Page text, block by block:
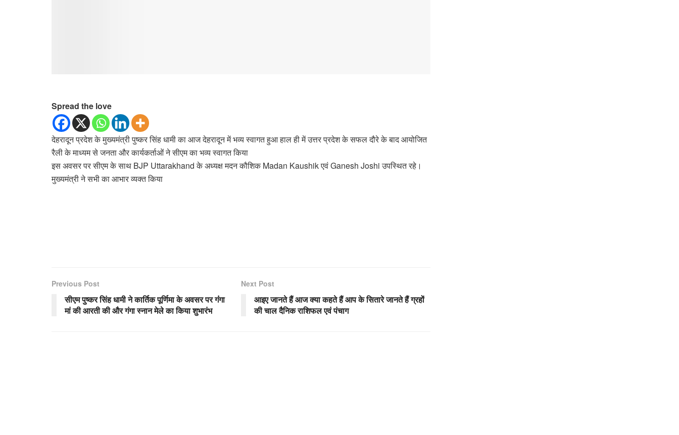
Spread the love
देहरादून प्रदेश के मुख्यमंत्री पुष्कर सिंह धामी का आज देहरादून में भव्य स्वागत हुआ हाल ही में उत्तर प्रदेश के सफल दौरे के बाद आयोजित
रैली के माध्यम से जनता और कार्यकर्ताओं ने सीएम का भव्य स्वागत किया
इस अवसर पर सीएम के साथ BJP Uttarakhand के अध्यक्ष मदन कौशिक Madan Kaushik एवं Ganesh Joshi उपस्थित रहे।
मुख्यमंत्री ने सभी का आभार व्यक्त किया
Previous Post
सीएम पुष्कर सिंह धामी ने कार्तिक पूर्णिमा के अवसर पर गंंगा
मां की आरती की और गंगा स्नान मेले का किया शुभारंभ
Next Post
आइए जानते हैं आज क्या कहते हैं आप के सितारे जानते हैं ग्रहों
की चाल दैनिक राशिफल एवं पंचाग